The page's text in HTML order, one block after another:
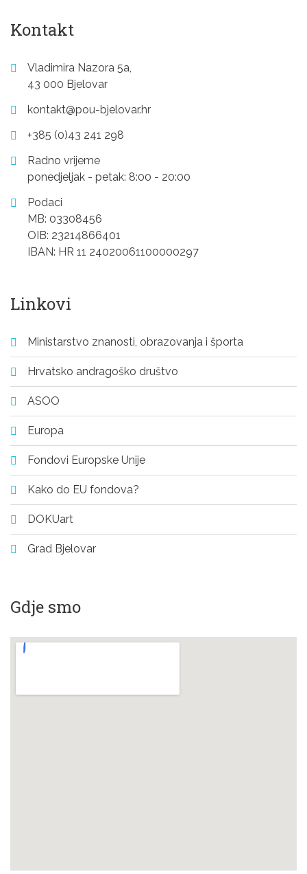
Kontakt
Vladimira Nazora 5a,
43 000 Bjelovar
kontakt@pou-bjelovar.hr
+385 (0)43 241 298
Radno vrijeme
ponedjeljak - petak: 8:00 - 20:00
Podaci
MB: 03308456
OIB: 23214866401
IBAN: HR 11 24020061100000297
Linkovi
Ministarstvo znanosti, obrazovanja i športa
Hrvatsko andragoško društvo
ASOO
Europa
Fondovi Europske Unije
Kako do EU fondova?
DOKUart
Grad Bjelovar
Gdje smo